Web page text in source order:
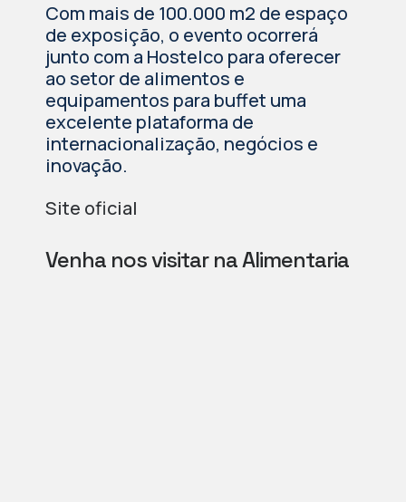
Com mais de 100.000 m2 de espaço
de exposição, o evento ocorrerá
junto com a Hostelco para oferecer
ao setor de alimentos e
equipamentos para buffet uma
excelente plataforma de
internacionalização, negócios e
inovação.
Site oficial
Venha nos visitar na Alimentaria